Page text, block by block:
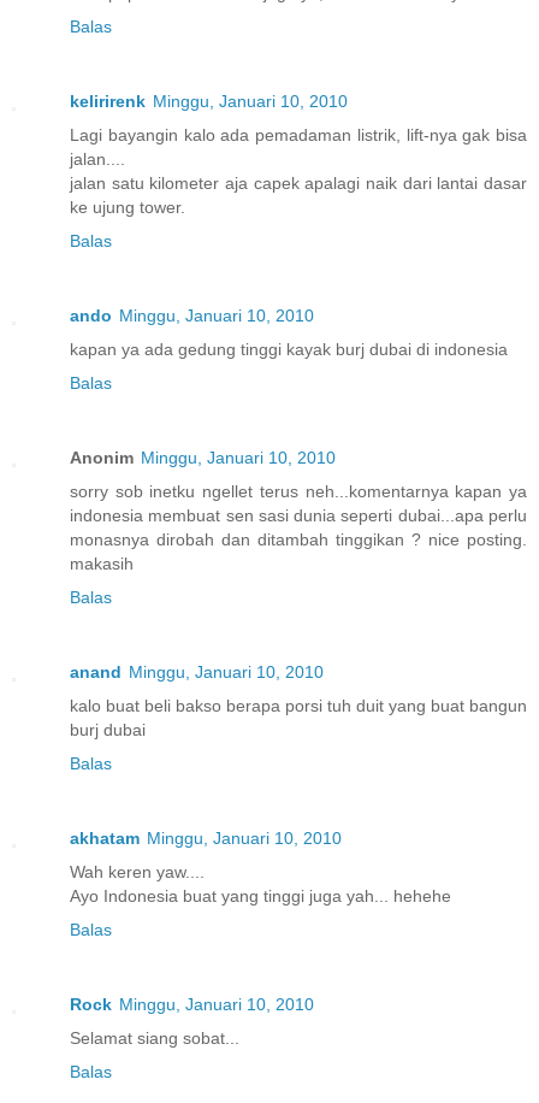
Balas
kelirirenk Minggu, Januari 10, 2010
Lagi bayangin kalo ada pemadaman listrik, lift-nya gak bisa
jalan....
jalan satu kilometer aja capek apalagi naik dari lantai dasar
ke ujung tower.
Balas
ando Minggu, Januari 10, 2010
kapan ya ada gedung tinggi kayak burj dubai di indonesia
Balas
Anonim Minggu, Januari 10, 2010
sorry sob inetku ngellet terus neh...komentarnya kapan ya
indonesia membuat sen sasi dunia seperti dubai...apa perlu
monasnya dirobah dan ditambah tinggikan ? nice posting.
makasih
Balas
anand Minggu, Januari 10, 2010
kalo buat beli bakso berapa porsi tuh duit yang buat bangun
burj dubai
Balas
akhatam Minggu, Januari 10, 2010
Wah keren yaw....
Ayo Indonesia buat yang tinggi juga yah... hehehe
Balas
Rock Minggu, Januari 10, 2010
Selamat siang sobat...
Balas